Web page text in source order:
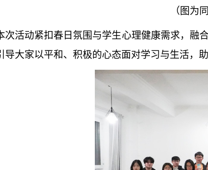
（图为
次活动紧扣春日氛围与学生心理健康需求，融
导大家以平和、积极的心态面对学习与生活，